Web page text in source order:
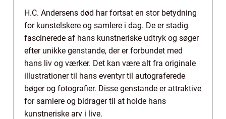
H.C. Andersens død har fortsat en stor betydning
for kunstelskere og samlere i dag. De er stadig
fascinerede af hans kunstneriske udtryk og søger
efter unikke genstande, der er forbundet med
hans liv og værker. Det kan være alt fra originale
illustrationer til hans eventyr til autograferede
bøger og fotografier. Disse genstande er attraktive
for samlere og bidrager til at holde hans
kunstneriske arv i live.